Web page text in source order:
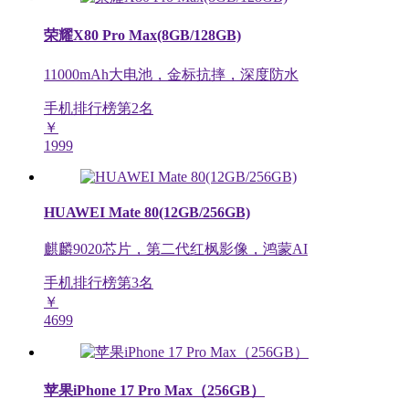
荣耀X80 Pro Max(8GB/128GB)
11000mAh大电池，金标抗摔，深度防水
手机排行榜第2名
￥
1999
HUAWEI Mate 80(12GB/256GB)
麒麟9020芯片，第二代红枫影像，鸿蒙AI
手机排行榜第3名
￥
4699
苹果iPhone 17 Pro Max（256GB）